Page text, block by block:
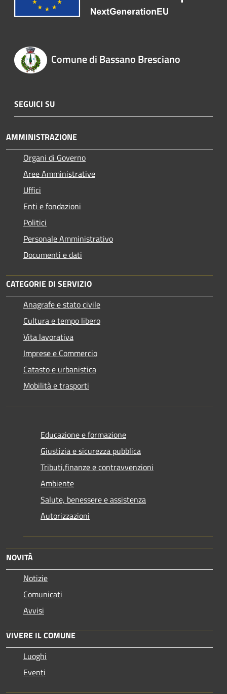
Comune di Bassano Bresciano
SEGUICI SU
AMMINISTRAZIONE
Organi di Governo
Aree Amministrative
Uffici
Enti e fondazioni
Politici
Personale Amministrativo
Documenti e dati
CATEGORIE DI SERVIZIO
Anagrafe e stato civile
Cultura e tempo libero
Vita lavorativa
Imprese e Commercio
Catasto e urbanistica
Mobilità e trasporti
Educazione e formazione
Giustizia e sicurezza pubblica
Tributi,finanze e contravvenzioni
Ambiente
Salute, benessere e assistenza
Autorizzazioni
NOVITÀ
Notizie
Comunicati
Avvisi
VIVERE IL COMUNE
Luoghi
Eventi